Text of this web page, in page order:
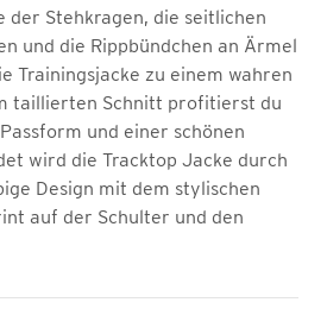
der Stehkragen, die seitlichen
und die Rippbündchen an Ärmel
Trainingsjacke zu einem wahren
taillierten Schnitt profitierst du
und einer schönen
wird die Tracktop Jacke durch
Design mit dem stylischen
auf der Schulter und den